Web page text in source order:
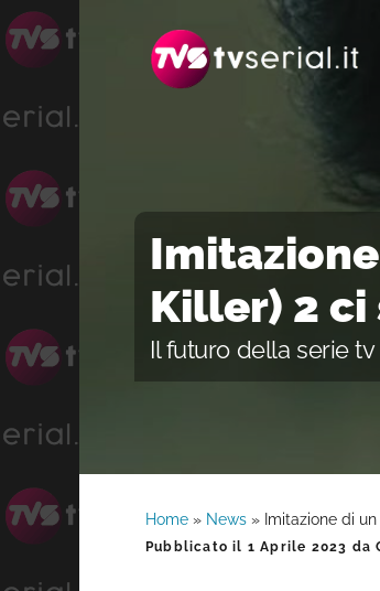
navigazione
contenuto
Killer) 2 ci
Il futuro della serie
Home » News » Imitazione di
Pubblicato il 1 Aprile 2023 da
Barra